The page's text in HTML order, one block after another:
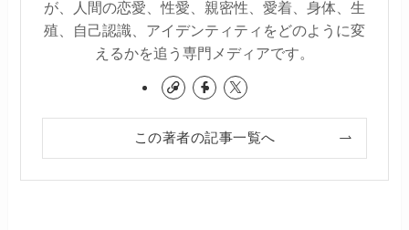
が、人間の恋愛、性愛、親密性、愛着、身体、生
殖、自己認識、アイデンティティをどのように変
えるかを追う専門メディアです。
この著者の記事一覧へ